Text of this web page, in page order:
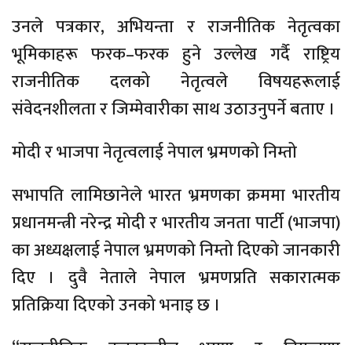
उनले पत्रकार, अभियन्ता र राजनीतिक नेतृत्वका
भूमिकाहरू फरक–फरक हुने उल्लेख गर्दै राष्ट्रिय
राजनीतिक दलको नेतृत्वले विषयहरूलाई
संवेदनशीलता र जिम्मेवारीका साथ उठाउनुपर्ने बताए ।
मोदी र भाजपा नेतृत्वलाई नेपाल भ्रमणको निम्तो
सभापति लामिछानेले भारत भ्रमणका क्रममा भारतीय
प्रधानमन्त्री नरेन्द्र मोदी र भारतीय जनता पार्टी (भाजपा)
का अध्यक्षलाई नेपाल भ्रमणको निम्तो दिएको जानकारी
दिए । दुवै नेताले नेपाल भ्रमणप्रति सकारात्मक
प्रतिक्रिया दिएको उनको भनाइ छ ।